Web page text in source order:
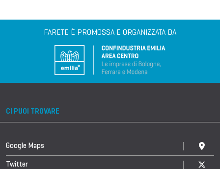
FARETE È PROMOSSA E ORGANIZZATA DA
CI PUOI TROVARE
Google Maps
Twitter